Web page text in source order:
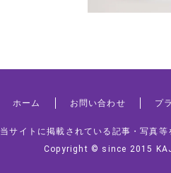
ホーム お問い合わせ プ
当サイトに掲載されている記事・写真
Copyright © since 2015